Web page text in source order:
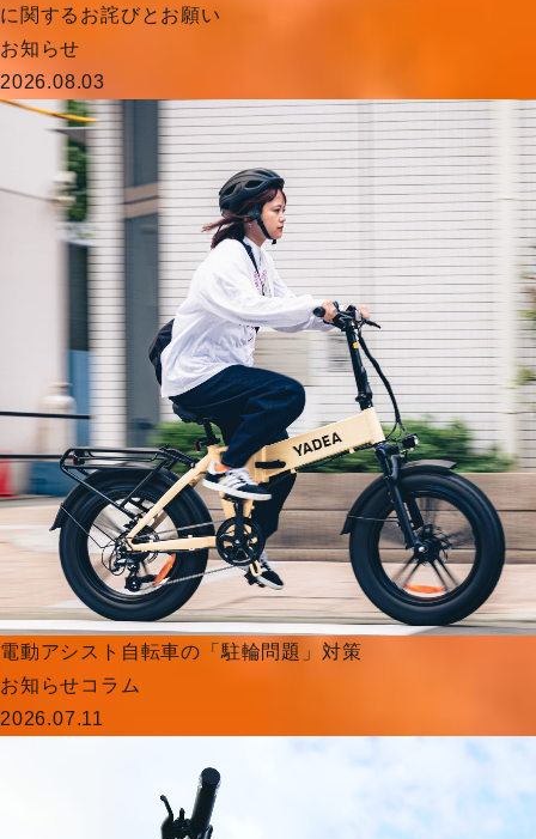
に関するお詫びとお願い
お知らせ
2026.08.03
電動アシスト自転車の「駐輪問題」対策
お知らせコラム
2026.07.11